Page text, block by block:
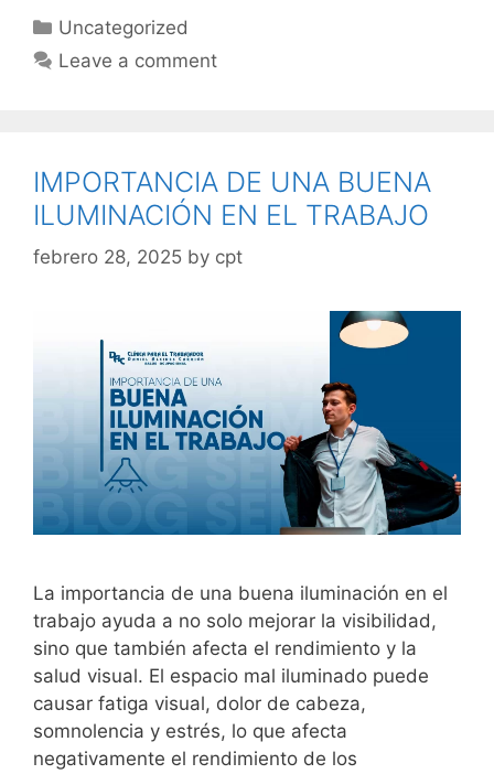
Uncategorized
Leave a comment
IMPORTANCIA DE UNA BUENA
ILUMINACIÓN EN EL TRABAJO
febrero 28, 2025 by cpt
La importancia de una buena iluminación en el
trabajo ayuda a no solo mejorar la visibilidad,
sino que también afecta el rendimiento y la
salud visual. El espacio mal iluminado puede
causar fatiga visual, dolor de cabeza,
somnolencia y estrés, lo que afecta
negativamente el rendimiento de los